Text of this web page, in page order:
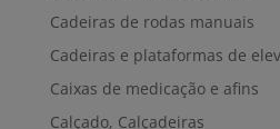
Cadeiras de rodas manuais
Cadeiras e plataformas de
Caixas de medicação e afins
Calçado, Calçadeiras